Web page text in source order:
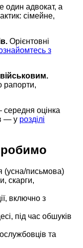
один адвокат, а
сімейне,
Орієнтовні
з
рапорти,
оцінка
— у розділі
(усна/письмова)
скарги,
включно з
під час обшуків
та